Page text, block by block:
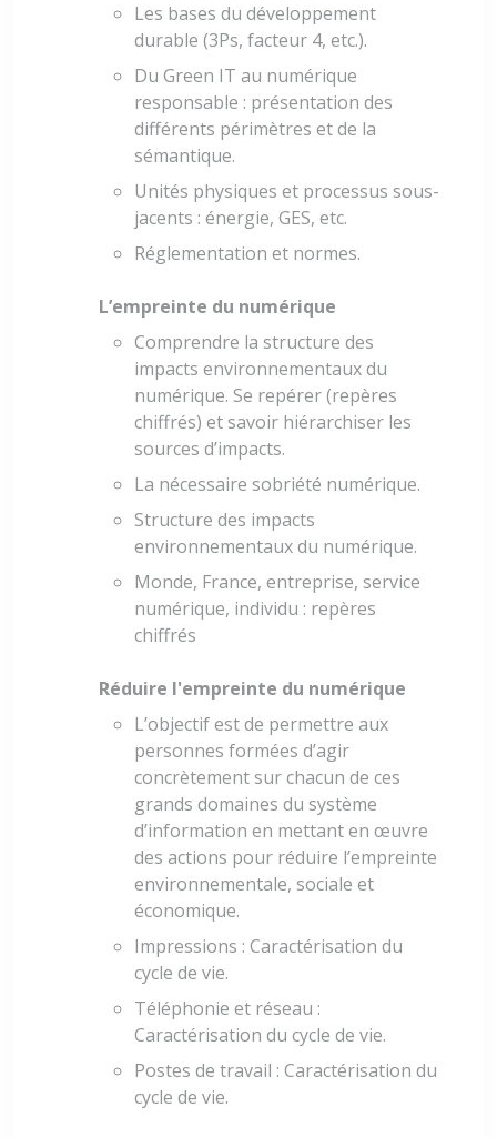
Les bases du développement
durable (3Ps, facteur 4, etc.).
Du Green IT au numérique
responsable : présentation des
différents périmètres et de la
sémantique.
Unités physiques et processus sous-
jacents : énergie, GES, etc.
Réglementation et normes.
L’empreinte du numérique
Comprendre la structure des
impacts environnementaux du
numérique. Se repérer (repères
chiffrés) et savoir hiérarchiser les
sources d’impacts.
La nécessaire sobriété numérique.
Structure des impacts
environnementaux du numérique.
Monde, France, entreprise, service
numérique, individu : repères
chiffrés
Réduire l'empreinte du numérique
L’objectif est de permettre aux
personnes formées d’agir
concrètement sur chacun de ces
grands domaines du système
d’information en mettant en œuvre
des actions pour réduire l’empreinte
environnementale, sociale et
économique.
Impressions : Caractérisation du
cycle de vie.
Téléphonie et réseau :
Caractérisation du cycle de vie.
Postes de travail : Caractérisation du
cycle de vie.